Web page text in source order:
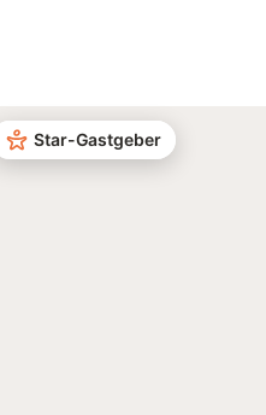
Star-Gastgeber